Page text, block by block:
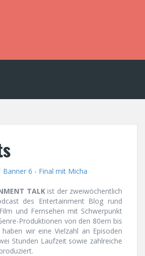
TALKist der zweiwöchentlich
des Entertainment Blog rund
und Fernsehen mit Schwerpunkt
Produktionen von den 80ern bis
wir eine Vielzahl an Episoden
Stunden Laufzeit sowie zahlreiche